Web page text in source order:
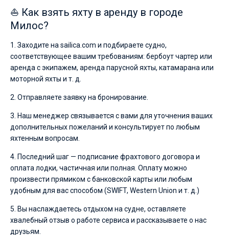
огромным
выбором
и
поспешите
арендовать
на
Милосе
для
вашего
отдыха!
Ближайшие
регионы
яхтинга:
⛵ Как взять яхту в аренду в городе
Милос?
1. Заходите на sailica.com и подбираете судно,
соответствующее вашим требованиям: бербоут чартер или
аренда с экипажем, аренда парусной яхты, катамарана или
моторной яхты и т. д.
2. Отправляете заявку на бронирование.
3. Наш менеджер связывается с вами для уточнения ваших
дополнительных пожеланий и консультирует по любым
яхтенным вопросам.
4. Последний шаг — подписание фрахтового договора и
оплата лодки, частичная или полная. Оплату можно
произвести прямиком с банковской карты или любым
удобным для вас способом (SWIFT, Western Union и т. д.)
5. Вы наслаждаетесь отдыхом на судне, оставляете
хвалебный отзыв о работе сервиса и рассказываете о нас
друзьям.